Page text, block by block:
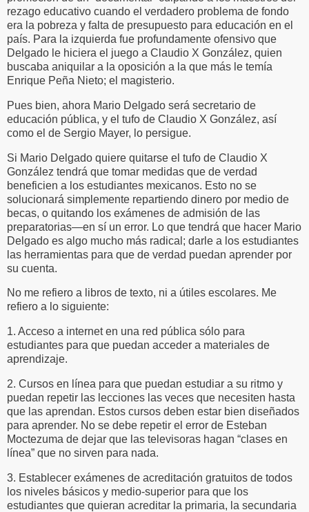
rezago educativo cuando el verdadero problema de fondo
era la pobreza y falta de presupuesto para educación en el
país. Para la izquierda fue profundamente ofensivo que
Delgado le hiciera el juego a Claudio X González, quien
buscaba aniquilar a la oposición a la que más le temía
Enrique Peña Nieto; el magisterio.
Pues bien, ahora Mario Delgado será secretario de
educación pública, y el tufo de Claudio X González, así
como el de Sergio Mayer, lo persigue.
Si Mario Delgado quiere quitarse el tufo de Claudio X
González tendrá que tomar medidas que de verdad
beneficien a los estudiantes mexicanos. Esto no se
solucionará simplemente repartiendo dinero por medio de
becas, o quitando los exámenes de admisión de las
preparatorias—en sí un error. Lo que tendrá que hacer Mario
Delgado es algo mucho más radical; darle a los estudiantes
las herramientas para que de verdad puedan aprender por
su cuenta.
No me refiero a libros de texto, ni a útiles escolares. Me
refiero a lo siguiente:
1. Acceso a internet en una red pública sólo para
estudiantes para que puedan acceder a materiales de
aprendizaje.
2. Cursos en línea para que puedan estudiar a su ritmo y
puedan repetir las lecciones las veces que necesiten hasta
que las aprendan. Estos cursos deben estar bien diseñados
para aprender. No se debe repetir el error de Esteban
Moctezuma de dejar que las televisoras hagan “clases en
línea” que no sirven para nada.
3. Establecer exámenes de acreditación gratuitos de todos
los niveles básicos y medio-superior para que los
estudiantes que quieran acreditar la primaria, la secundaria